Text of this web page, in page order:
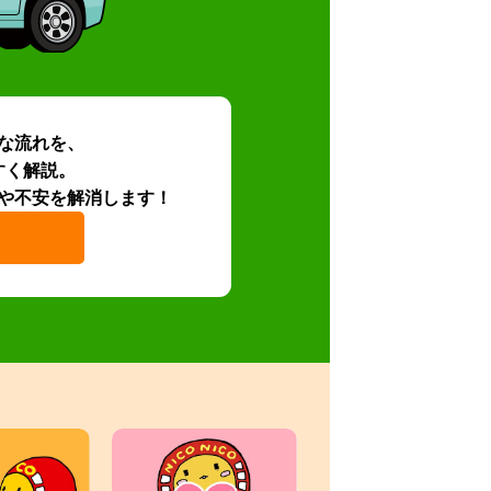
流れを、
解説。
不安を解消します！